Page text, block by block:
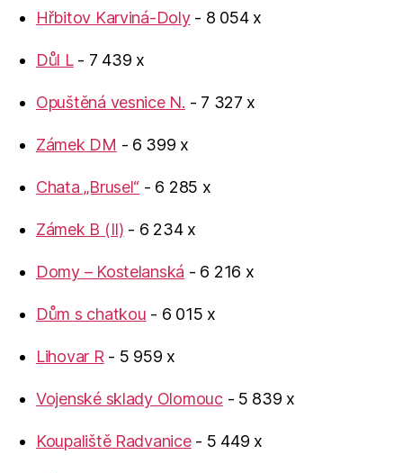
Hřbitov Karviná-Doly- 8 054 x
Důl L- 7 439 x
Opuštěná vesnice N. - 7 327 x
Zámek DM - 6 399 x
Chata „Brusel“ - 6 285 x
Zámek B (II) - 6 234 x
Domy – Kostelanská - 6 216 x
Dům s chatkou - 6 015 x
Lihovar R - 5 959 x
Vojenské sklady Olomouc- 5 839 x
Koupaliště Radvanice- 5 449 x